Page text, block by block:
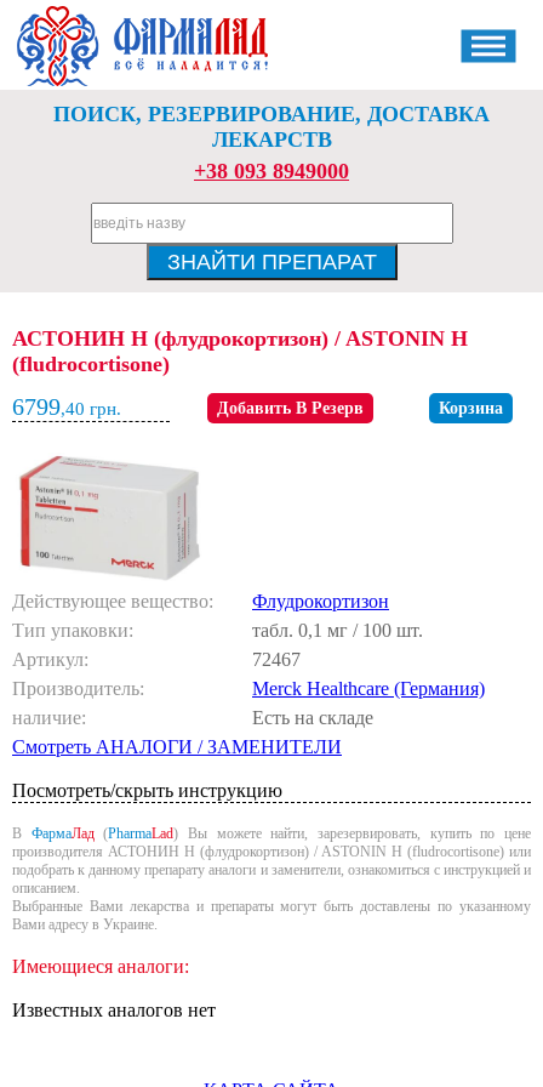
ПОИСК, РЕЗЕРВИРОВАНИЕ, ДОСТАВКА
ЛЕКАРСТВ
+38 093 8949000
АСТОНИН H (флудрокортизон) / ASTONIN H
(fludrocortisone)
6799,40 грн. Добавить В Резерв Корзина
Действующее вещество:
Флудрокортизон
Тип упаковки:
табл. 0,1 мг / 100 шт.
Артикул:
72467
Производитель:
Merck Healthcare (Германия)
наличие:
Есть на складе
Смотреть АНАЛОГИ / ЗАМЕНИТЕЛИ
Посмотреть/скрыть инструкцию
В ФармаЛад(PharmaLad) Вы можете найти, зарезервировать, купить по цене
производителя АСТОНИН H (флудрокортизон) / ASTONIN H (fludrocortisone) или
подобрать к данному препарату аналоги и заменители, ознакомиться с инструкцией и
описанием.
Выбранные Вами лекарства и препараты могут быть доставлены по указанному
Вами адресу в Украине.
Имеющиеся аналоги:
Известных аналогов нет